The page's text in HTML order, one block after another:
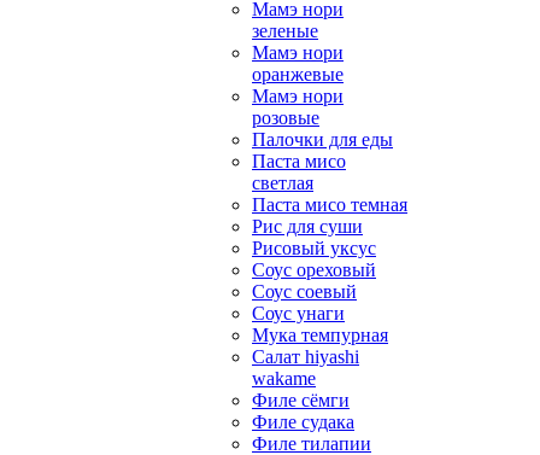
Мамэ нори
зеленые
Мамэ нори
оранжевые
Мамэ нори
розовые
Палочки для еды
Паста мисо
светлая
Паста мисо темная
Рис для суши
Рисовый уксус
Соус ореховый
Соус соевый
Соус унаги
Мука темпурная
Салат hiyashi
wakame
Филе сёмги
Филе судака
Филе тилапии